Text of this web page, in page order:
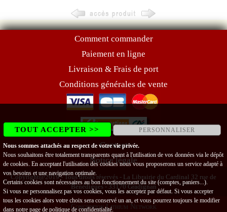
Comment commander
Paiement en ligne
Livraison & Frais de port
Conditions générales de vente
Contact
Notice légale
Copyright@2019 - Tous droits réservés - La Librairie du Cardinal 32 rue de
Bénédigues - 33170 Gradignan
Conception Lithium Network
TOUT ACCEPTER >> PERSONNALISER
Nous sommes attachés au respect de votre vie privée.
Nous souhaitons être totalement transparents quant à l'utilisation de vos données via le dépôt
de cookies. En acceptant l'utilisation des cookies nous vous proposerons un service adapté à
vos besoins et une navigation optimale.
Certains cookies sont nécessaires au bon fonctionnement du site (comptes, paniers...).
Si vous ne personnalisez pas vos cookies, vous les acceptez par défaut. Si vous accepter
tous les cookies alors votre choix sera conservé un an, et vous pourrez toujours le modifier
dans notre page de politique de confidentialité.